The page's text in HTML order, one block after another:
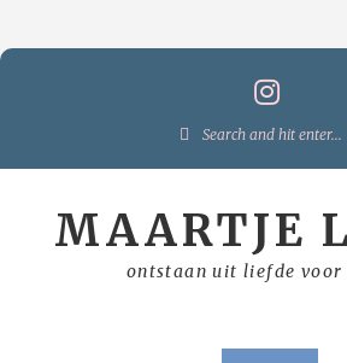
Search
MAARTJE
ontstaan uit liefde voor